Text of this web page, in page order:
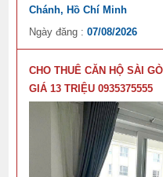
Chánh, Hồ Chí Minh
Ngày đăng :07/08/2026
CHO THUÊ CĂN HỘ SÀI
GIÁ 13 TRIỆU 0935375555